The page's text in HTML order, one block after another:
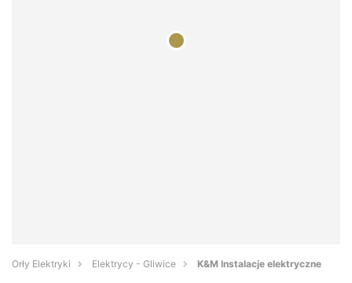
Orły Elektryki Elektrycy - Gliwice K&M Instalacje elektryczne